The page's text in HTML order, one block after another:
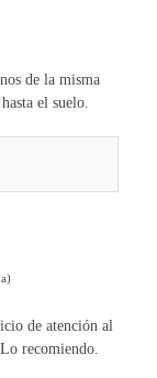
de la misma
el suelo.
de atención al
recomiendo.